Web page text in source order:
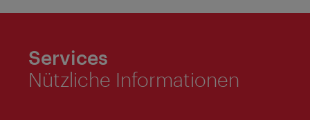
Services
Nützliche Informationen